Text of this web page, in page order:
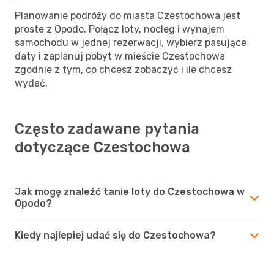
Planowanie podróży do miasta Czestochowa jest
proste z Opodo. Połącz loty, nocleg i wynajem
samochodu w jednej rezerwacji, wybierz pasujące
daty i zaplanuj pobyt w mieście Czestochowa
zgodnie z tym, co chcesz zobaczyć i ile chcesz
wydać.
Często zadawane pytania
dotyczące Czestochowa
Jak mogę znaleźć tanie loty do Czestochowa w
Opodo?
Kiedy najlepiej udać się do Czestochowa?